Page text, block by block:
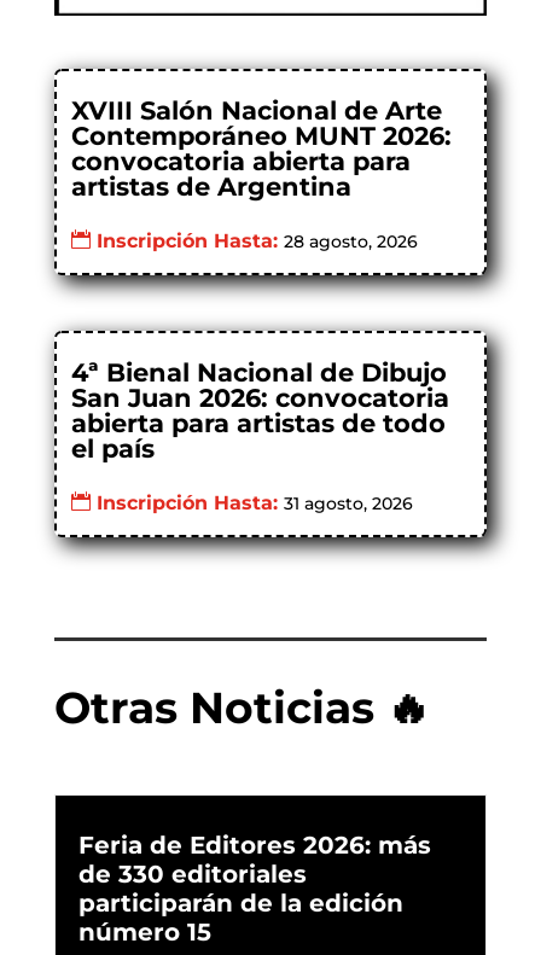
XVIII Salón Nacional de Arte
Contemporáneo MUNT 2026:
convocatoria abierta para
artistas de Argentina
Inscripción Hasta: 28 agosto, 2026
4ª Bienal Nacional de Dibujo
San Juan 2026: convocatoria
abierta para artistas de todo
el país
Inscripción Hasta: 31 agosto, 2026
Otras Noticias 🔥
Feria de Editores 2026: más
de 330 editoriales
participarán de la edición
número 15